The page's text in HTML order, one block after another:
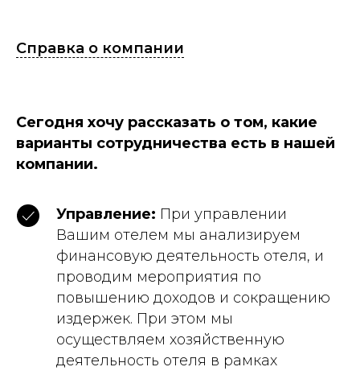
Справка о компании
Сегодня хочу рассказать о том, какие
варианты сотрудничества есть в нашей
компании.
Управление: При управлении
Вашим отелем мы анализируем
финансовую деятельность отеля, и
проводим мероприятия по
повышению доходов и сокращению
издержек. При этом мы
осуществляем хозяйственную
деятельность отеля в рамках